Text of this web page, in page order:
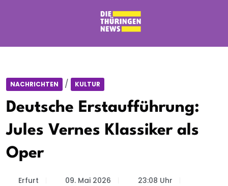
NACHRICHTEN / KULTUR
Deutsche Erstaufführung:
Jules Vernes Klassiker als
Oper
Erfurt 09. Mai 2026 23:08 Uhr